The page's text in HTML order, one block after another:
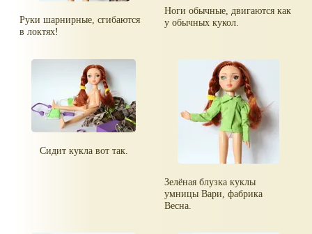
Руки шарнирные, сгибаются
в локтях!
Ноги обычные, двигаются как
у обычных кукол.
Сидит кукла вот так.
Зелёная блузка куклы
умницы Вари, фабрика
Весна.